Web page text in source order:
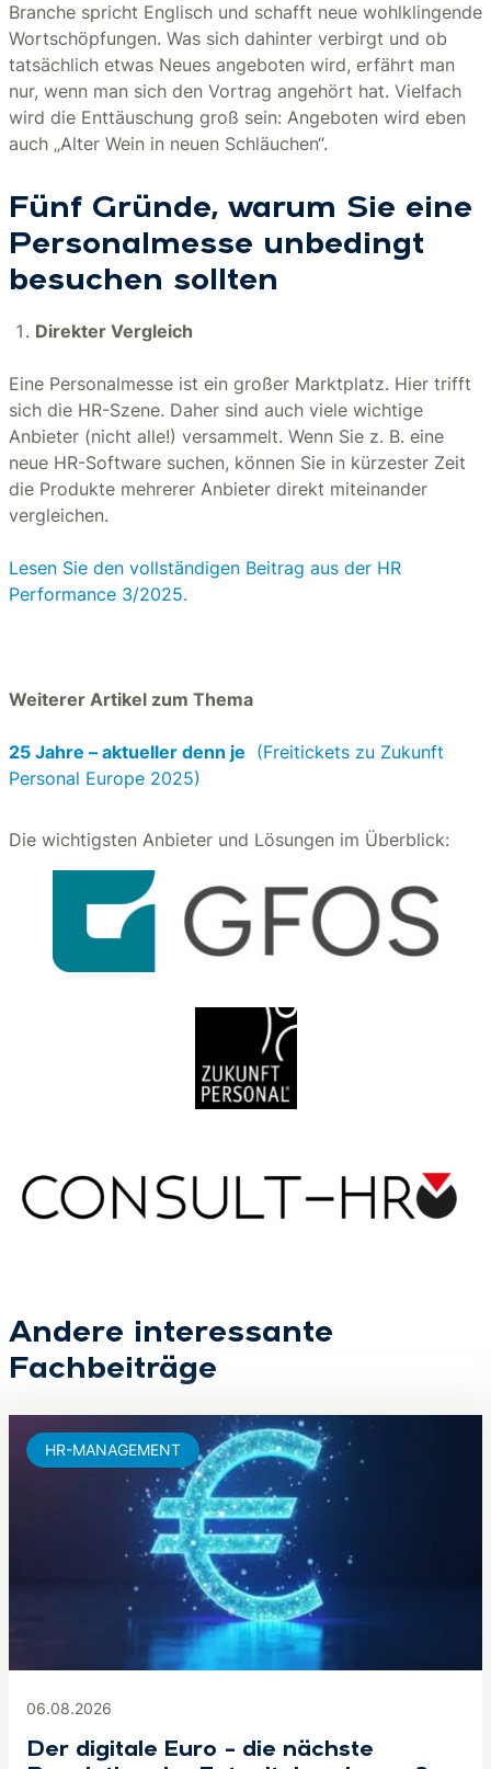
Branche spricht Englisch und schafft neue wohlklingende
Wortschöpfungen. Was sich dahinter verbirgt und ob
tatsächlich etwas Neues angeboten wird, erfährt man
nur, wenn man sich den Vortrag angehört hat. Vielfach
wird die Enttäuschung groß sein: Angeboten wird eben
auch „Alter Wein in neuen Schläuchen“.
Fünf Gründe, warum Sie eine
Personalmesse unbedingt
besuchen sollten
Direkter Vergleich
Eine Personalmesse ist ein großer Marktplatz. Hier trifft
sich die HR-Szene. Daher sind auch viele wichtige
Anbieter (nicht alle!) versammelt. Wenn Sie z. B. eine
neue HR-Software suchen, können Sie in kürzester Zeit
die Produkte mehrerer Anbieter direkt miteinander
vergleichen.
Lesen Sie den vollständigen Beitrag aus der HR
Performance 3/2025.
Weiterer Artikel zum Thema
25 Jahre – aktueller denn je (Freitickets zu Zukunft
Personal Europe 2025)
Die wichtigsten Anbieter und Lösungen im Überblick:
Andere interessante
Fachbeiträge
06.08.2026
Der digitale Euro – die nächste
HR-MANAGEMENT